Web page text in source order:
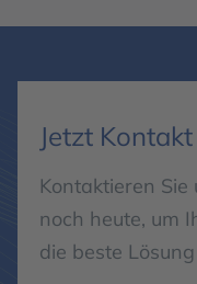
Jetzt
Kontaktieren
noch heute, um
die beste